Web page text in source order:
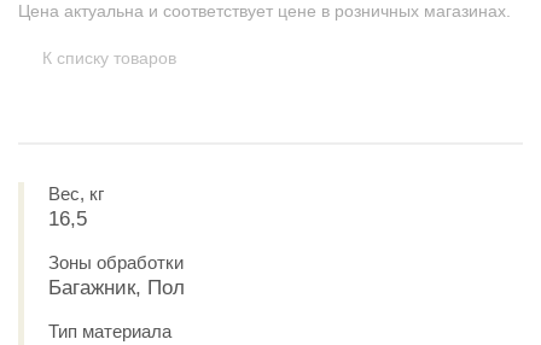
Цена актуальна и соответствует цене в розничных магазинах.
К списку товаров
Вес, кг
16,5
Зоны обработки
Багажник, Пол
Тип материала